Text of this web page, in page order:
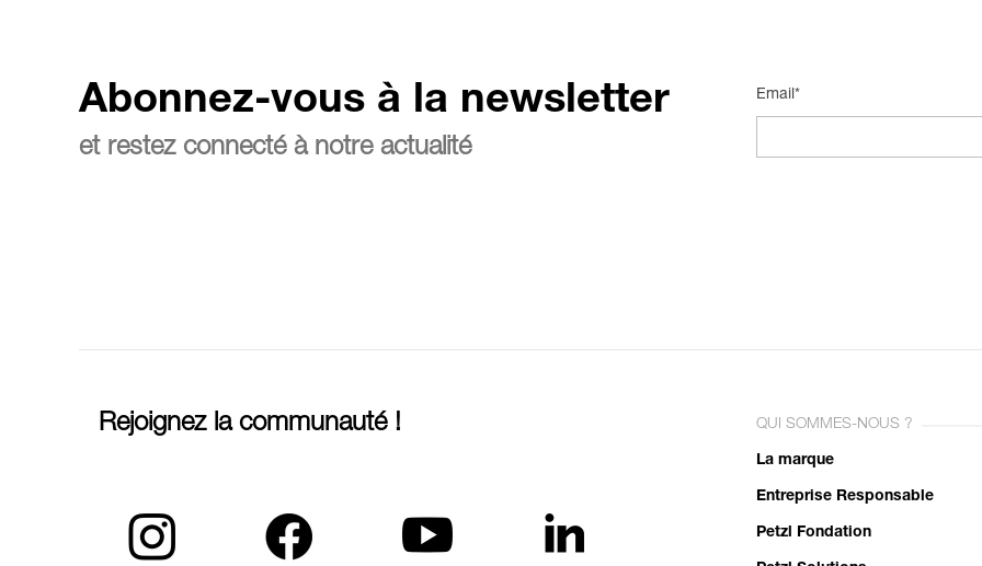
Abonnez-vous à la newsletter
et restez connecté à notre actualité
Email*
Rejoignez la communauté ! QUI SOMMES-NOUS ?
La marque
Entreprise Responsable
Petzl Fondation